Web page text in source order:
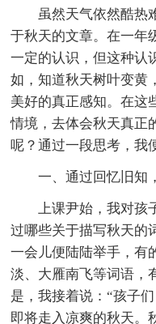
虽然天气依然酷热
于秋天的文章。在一年
一定的认识，但这种认
如，知道秋天树叶变黄
美好的真正感知。在这
情境，去体会秋天真正
呢？通过一段思考，我
一、通过回忆旧知
上课尹始，我对
过哪些关于描写秋天的
一会儿便陆陆举手，有
淡、大雁南飞等词语，
是，我接着说：“孩子
即将走入凉爽的秋天。